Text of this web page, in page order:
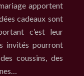
apportent
cadeaux sont
c’est leur
invités pourront
coussins, des